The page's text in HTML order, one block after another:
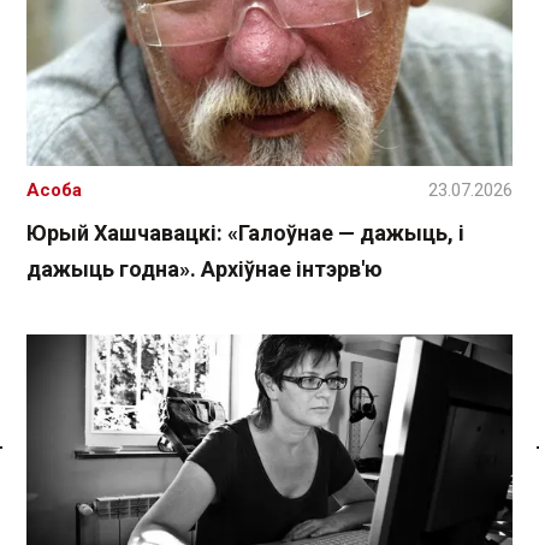
Спасылка без VPN
Юрый Хашчавацкі: «Галоўнае — дажыць, і
дажыць годна». Архіўнае інтэрв'ю
Асоба 23.07.2026